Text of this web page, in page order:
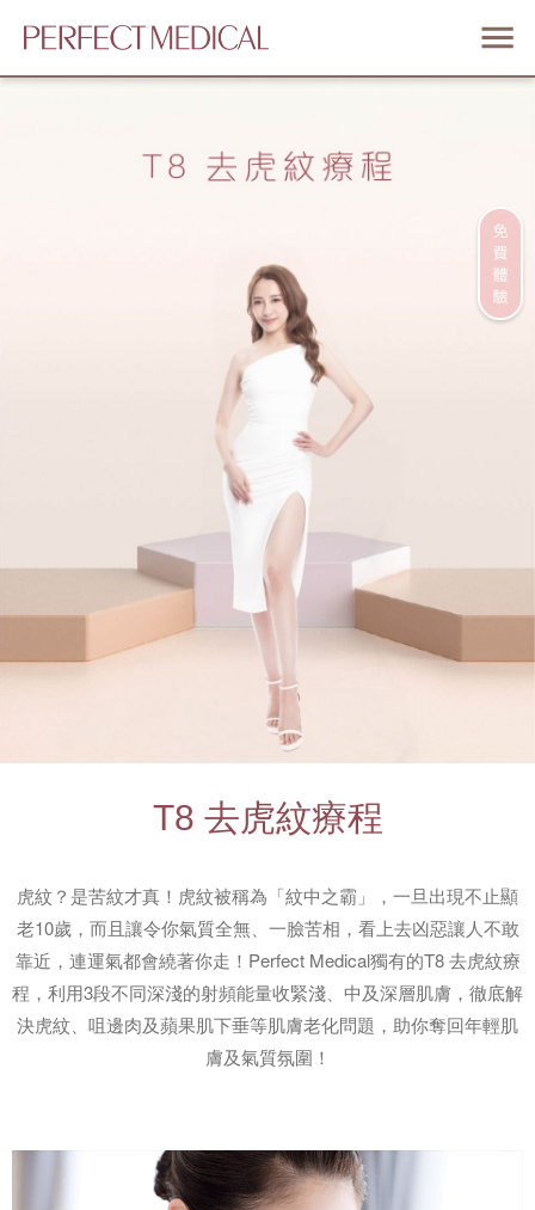
T8 去虎紋療程
虎紋？是苦紋才真！虎紋被稱為「紋中之霸」，一旦出現不止顯
老10歲，而且讓令你氣質全無、一臉苦相，看上去凶惡讓人不敢
靠近，連運氣都會繞著你走！Perfect Medical獨有的T8 去虎紋療
程，利用3段不同深淺的射頻能量收緊淺、中及深層肌膚，徹底解
決虎紋、咀邊肉及蘋果肌下垂等肌膚老化問題，助你奪回年輕肌
膚及氣質氛圍！